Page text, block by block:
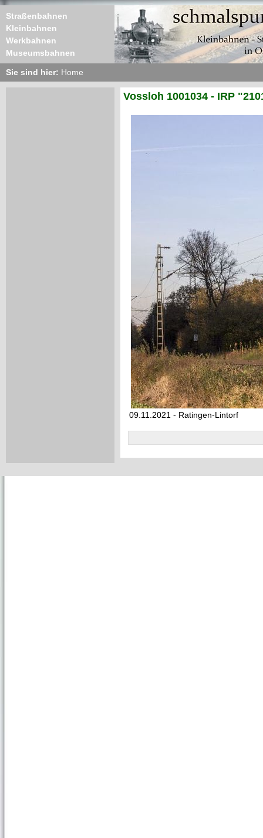
Straßenbahnen
Kleinbahnen
Werkbahnen
Museumsbahnen
Sie sind hier: Home
Vossloh 1001034 - IRP
09.11.2021 - Ratingen-Lintorf